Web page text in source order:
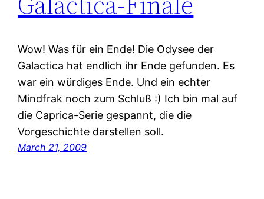
Wow! Was für ein Ende! Die Odysee der
Galactica hat endlich ihr Ende gefunden. Es
war ein würdiges Ende. Und ein echter
Mindfrak noch zum Schluß :) Ich bin mal auf
die Caprica-Serie gespannt, die die
Vorgeschichte darstellen soll.
March 21, 2009